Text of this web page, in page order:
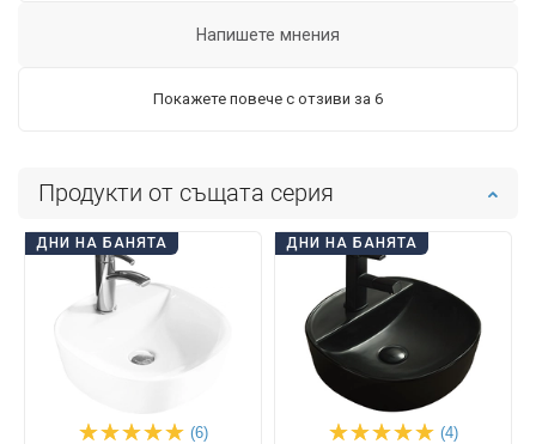
Покажете повече с отзиви за 6
Напишете мнения
Продукти от същата серия
ДНИ НА БАНЯТА
(6)
ДНИ НА БАНЯТА
(4)